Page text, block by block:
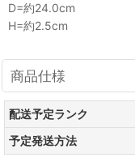
D=約24.0cm
H=約2.5cm
商品仕様
配送予定ランク
予定発送方法